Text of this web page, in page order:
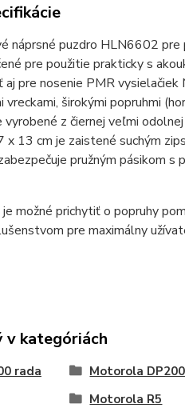
náprsné puzdro HLN6602
pre použitie prakticky s
aj pre nosenie PMR
vreckami, širokými popruhmi
z čiernej veľmi
13 cm je zaistené suchým
pružným pásikom s
možné prichytiť o popruhy
pre maximálny
v kategóriách
rada Motorola
Motorola R5